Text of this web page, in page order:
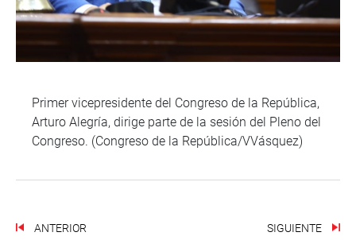
Primer vicepresidente del Congreso de la República,
Arturo Alegría, dirige parte de la sesión del Pleno del
Congreso. (Congreso de la República/VVásquez)
ANTERIOR SIGUIENTE